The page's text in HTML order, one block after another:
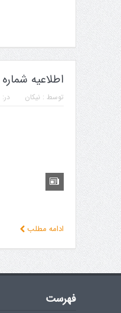
اطلاعیه شماره 1
توسط :نیکان در:
ادامه مطلب
جام پارس
فهرست